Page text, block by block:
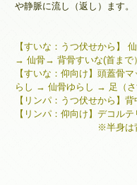
や静脈に流し（返し）ます。
【すいな：うつ伏せから】
→ 仙骨→ 背骨すいな(首まで）
【すいな：仰向け】 頭蓋骨
らし → 仙骨ゆらし → 足（さ
【リンパ： うつ伏せから】 背
【リンパ：仰向け】デコルテ
※半身は背中・デコ